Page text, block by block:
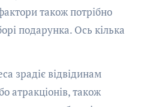
також потрібно
подарунка. Ось кілька
зрадіє відвідинам
атракціонів, також